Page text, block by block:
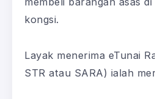
kongsi.
Layak menerima eTunai
STR atau SARA) ialah